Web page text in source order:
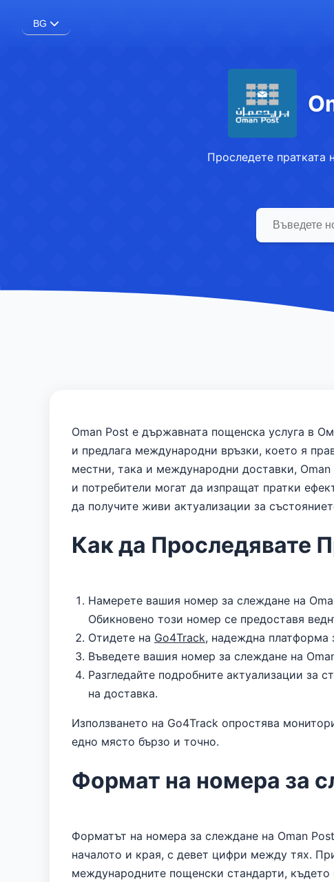
BG
Проследете пратката
Oman Post е държавната пощенска услуга в
и предлага международни връзки, което я
местни, така и международни доставки,
и потребители могат да изпращат пратки
да получите живи актуализации за
Как да Проследявате
Намерете вашия номер за слеждане на
Обикновено този номер се предоставя
Отидете на Go4Track, надеждна платформа
Въведете вашия номер за слеждане на
Разгледайте подробните актуализации за
на доставка.
Използването на Go4Track опростява
едно място бързо и точно.
Формат на номера за
Форматът на номера за слеждане на Oman
началото и края, с девет цифри между тях.
международните пощенски стандарти, където